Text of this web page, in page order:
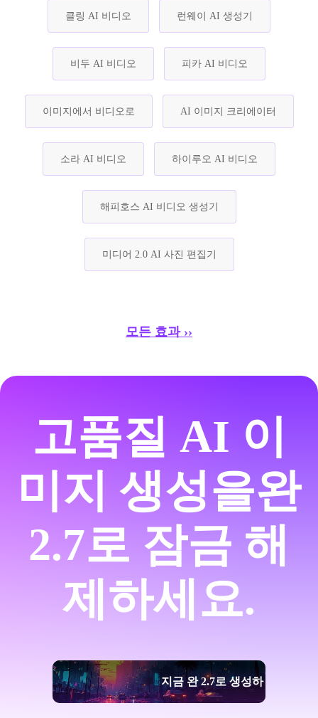
클링 AI 비디오 런웨이 AI 생성기
비두 AI 비디오 피카 AI 비디오
이미지에서 비디오로 AI 이미지 크리에이터
소라 AI 비디오 하이루오 AI 비디오
해피호스 AI 비디오 생성기
미디어 2.0 AI 사진 편집기
모든 효과 ››
고품질 AI 이
미지 생성을완
2.7로 잠금 해
제하세요.
지금 완 2.7로 생성하